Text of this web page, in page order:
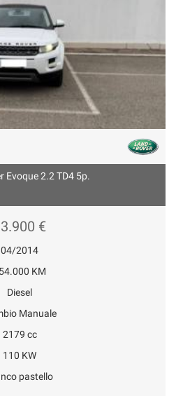
Evoque 2.2 TD4 5p.
€
04/2014
KM
Diesel
Manuale
2179 cc
110 KW
pastello